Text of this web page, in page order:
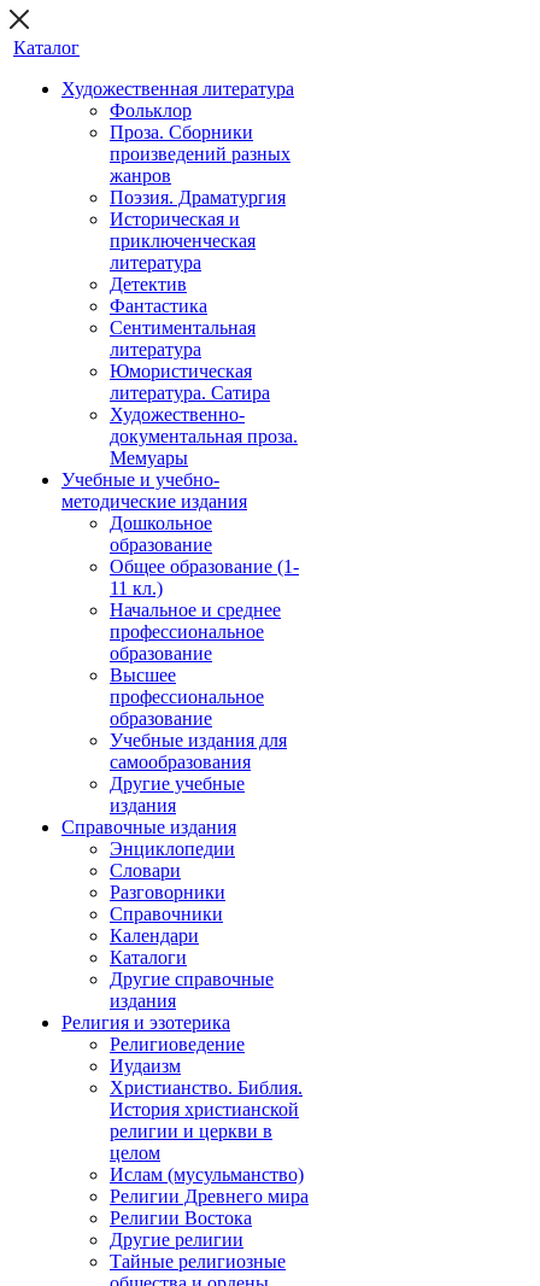
Каталог
Художественная литература
Фольклор
Проза. Сборники
произведений разных
жанров
Поэзия. Драматургия
Историческая и
приключенческая
литература
Детектив
Фантастика
Сентиментальная
литература
Юмористическая
литература. Сатира
Художественно-
документальная проза.
Мемуары
Учебные и учебно-
методические издания
Дошкольное
образование
Общее образование (1-
11 кл.)
Начальное и среднее
профессиональное
образование
Высшее
профессиональное
образование
Учебные издания для
самообразования
Другие учебные
издания
Справочные издания
Энциклопедии
Словари
Разговорники
Справочники
Календари
Каталоги
Другие справочные
издания
Религия и эзотерика
Религиоведение
Иудаизм
Христианство. Библия.
История христианской
религии и церкви в
целом
Ислам (мусульманство)
Религии Древнего мира
Религии Востока
Другие религии
Тайные религиозные